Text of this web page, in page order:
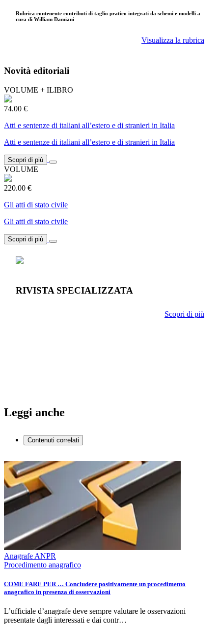
Rubrica contenente contributi di taglio pratico integrati da schemi e modelli a
cura di William Damiani
Visualizza la rubrica
Novità editoriali
VOLUME + ILIBRO
74.00 €
Atti e sentenze di italiani all’estero e di stranieri in Italia
Atti e sentenze di italiani all’estero e di stranieri in Italia
Scopri di più
VOLUME
220.00 €
Gli atti di stato civile
Gli atti di stato civile
Scopri di più
RIVISTA SPECIALIZZATA
Scopri di più
Leggi anche
Contenuti correlati
Anagrafe ANPR
Procedimento anagrafico
COME FARE PER … Concludere positivamente un procedimento
anagrafico in presenza di osservazioni
L’ufficiale d’anagrafe deve sempre valutare le osservazioni
presentate dagli interessati e dai contr…